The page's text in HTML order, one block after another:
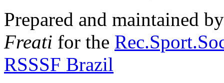
Prepared and maintained
Freati for the
RSSSF Brazil